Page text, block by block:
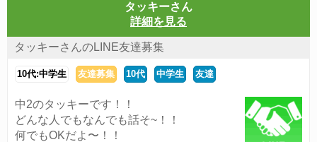
タッキーさん
詳細を見る
タッキーさんのLINE友達募集
10代:中学生 友達募集 10代 中学生 友達
中2のタッキーです！！
どんな人でもなんでも話そ~！！
何でもOKだよ〜！！